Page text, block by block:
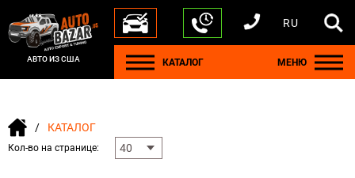
АВТО ИЗ США
+1 440 212 5612
+380 63 445 8605
---
+7 701 784 4450
+375 17 337 2065
RU
КАТАЛОГ МЕНЮ
КАТАЛОГ
Кол-во на странице: